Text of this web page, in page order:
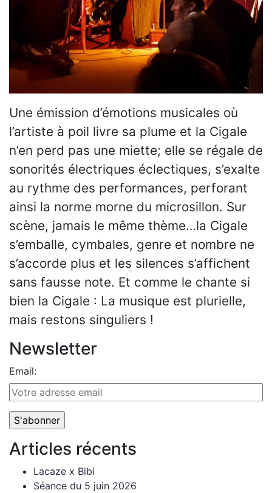
Une émission d’émotions musicales où
l’artiste à poil livre sa plume et la Cigale
n’en perd pas une miette; elle se régale de
sonorités électriques éclectiques, s’exalte
au rythme des performances, perforant
ainsi la norme morne du microsillon. Sur
scène, jamais le même thème…la Cigale
s’emballe, cymbales, genre et nombre ne
s’accorde plus et les silences s’affichent
sans fausse note. Et comme le chante si
bien la Cigale : La musique est plurielle,
mais restons singuliers !
Newsletter
Email:
Articles récents
Lacaze x Bibi
Séance du 5 juin 2026